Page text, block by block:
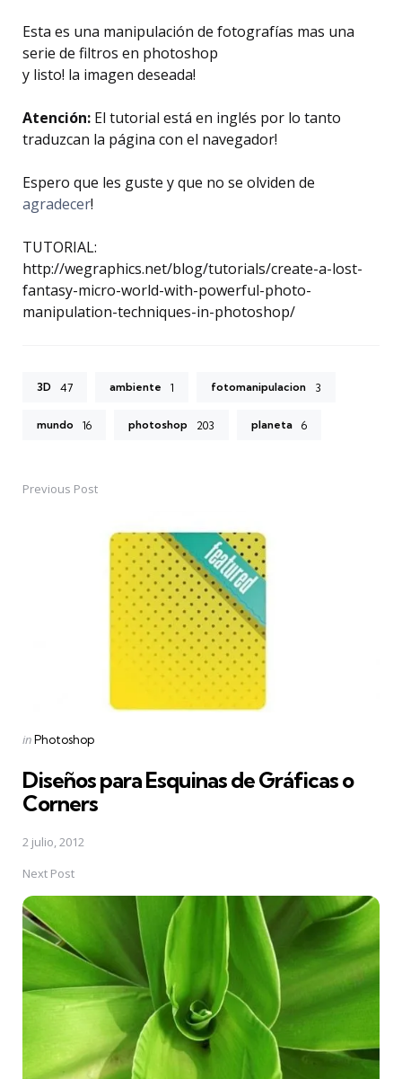
Esta es una manipulación de fotografías mas una
serie de filtros en photoshop
y listo! la imagen deseada!
Atención: El tutorial está en inglés por lo tanto
traduzcan la página con el navegador!
Espero que les guste y que no se olviden de
agradecer!
TUTORIAL:
http://wegraphics.net/blog/tutorials/create-a-lost-
fantasy-micro-world-with-powerful-photo-
manipulation-techniques-in-photoshop/
3D 47 ambiente 1 fotomanipulacion 3
mundo 16 photoshop 203 planeta 6
PostPrevious Post
Posted
inPhotoshop
Diseños para Esquinas de Gráficas o
Corners
2 julio, 2012
Next Post